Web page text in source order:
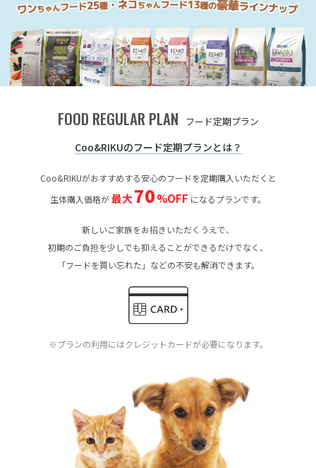
FOOD REGULAR PLAN フード定期プラン
Coo&RIKUのフード定期プランとは？
Coo&RIKUがおすすめする安心のフードを定期購入いただくと
生体購入価格が最大70%OFF になるプランです。
新しいご家族をお招きいただくうえで、
初期のご負担を少しでも抑えることができるだけでなく、
「フードを買い忘れた」などの不安も解消できます。
※プランの利用にはクレジットカードが必要になります。